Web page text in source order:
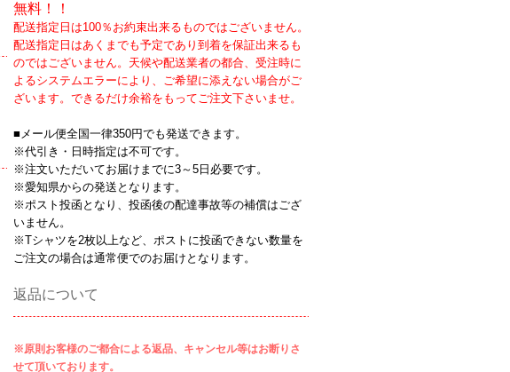
無料！！
配送指定日は100％お約束出来るものではございません。
配送指定日はあくまでも予定であり到着を保証出来るも
のではございません。天候や配送業者の都合、受注時に
よるシステムエラーにより、ご希望に添えない場合がご
ざいます。できるだけ余裕をもってご注文下さいませ。
■メール便全国一律350円でも発送できます。
※代引き・日時指定は不可です。
※注文いただいてお届けまでに3～5日必要です。
※愛知県からの発送となります。
※ポスト投函となり、投函後の配達事故等の補償はござ
いません。
※Tシャツを2枚以上など、ポストに投函できない数量を
ご注文の場合は通常便でのお届けとなります。
返品について
※原則お客様のご都合による返品、キャンセル等はお断りさ
せて頂いております。